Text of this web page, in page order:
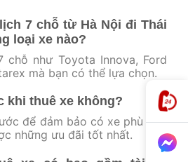
7 chỗ từ Hà Nội đi Thái
loại xe nào?
chỗ như Toyota Innova, Ford
mà bạn có thể lựa chọn.
khi thuê xe không?
để đảm bảo có xe phù hợp
những ưu đãi tốt nhất.